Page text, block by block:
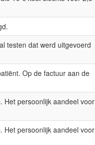
testen dat werd uitgevoerd
Op de factuur aan de
Het persoonlijk aandeel voor
Het persoonlijk aandeel voor